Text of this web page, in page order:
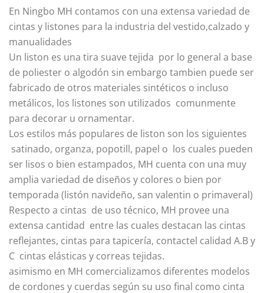
En Ningbo MH contamos con una extensa variedad de
cintas y listones para la industria del vestido,calzado y
manualidades
Un liston es una tira suave tejida por lo general a base
de poliester o algodón sin embargo tambien puede ser
fabricado de otros materiales sintéticos o incluso
metálicos, los listones son utilizados comunmente
para decorar u ornamentar.
Los estilos más populares de liston son los siguientes
satinado, organza, popotill, papel o los cuales pueden
ser lisos o bien estampados, MH cuenta con una muy
amplia variedad de diseños y colores o bien por
temporada (listón navideño, san valentin o primaveral)
Respecto a cintas de uso técnico, MH provee una
extensa cantidad entre las cuales destacan las cintas
reflejantes, cintas para tapicería, contactel calidad A.B y
C cintas elásticas y correas tejidas.
asimismo en MH comercializamos diferentes modelos
de cordones y cuerdas según su uso final como cinta